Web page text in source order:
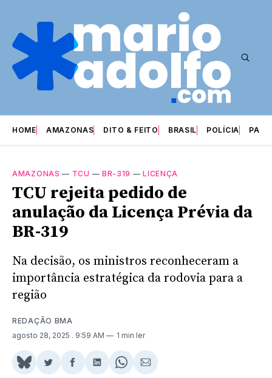
HOME AMAZONAS DITO & FEITO BRASIL POLÍCIA
AMAZONAS — TCU — BR-319 —LICENÇA
TCU rejeita pedido de
anulação da Licença Prévia da
BR-319
Na decisão, os ministros reconheceram a
importância estratégica da rodovia para a
região
REDAÇÃO BMA
agosto 28, 2025 . 9:59 AM 1 min ler
ShareCompartilhar
Compartilhar
Compartilhar
ShareCompartilhar